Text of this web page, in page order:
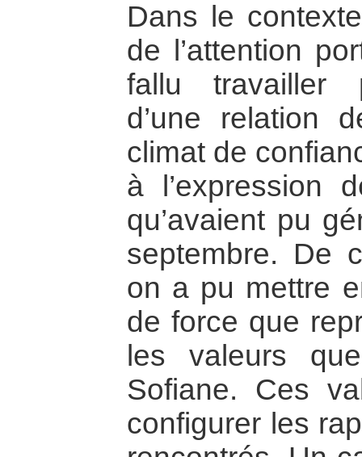
Dans le
de l’attention
fallu travailler
d’une relation
climat de
à l’expression
qu’avaient pu
septembre. De
on a pu mettre
de force que
les valeurs
Sofiane. Ces
configurer les